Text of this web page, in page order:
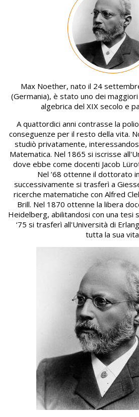
Max Noether, nato il 24
(Germania), è stato uno dei
algebrica del XIX secolo e
A quattordici anni contrasse la
conseguenze per il resto della vita.
studiò privatamente,
Matematica. Nel 1865 si iscrisse
dove ebbe come docenti Jacob
Nel ’68 ottenne il dottorato
successivamente si trasferì a
ricerche matematiche con Alfred
Brill. Nel 1870 ottenne la libera
Heidelberg, abilitandosi con una tesi
‘75 si trasferì all'Università di
tutta la sua